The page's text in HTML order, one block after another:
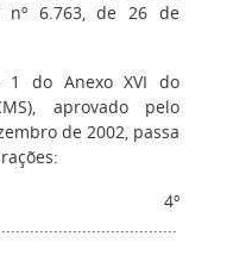
6.763, de 26 de
do Anexo XVI do
aprovado pelo
de 2002, passa
4º